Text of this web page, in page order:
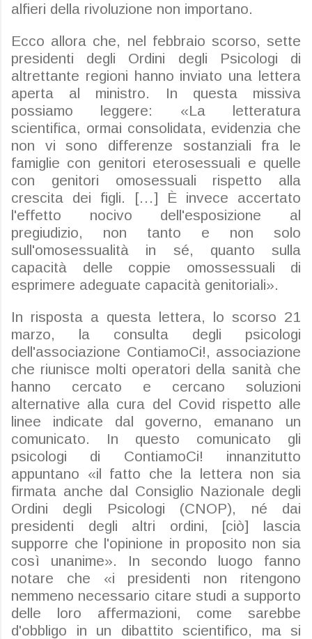
alfieri della rivoluzione non importano.
Ecco allora che, nel febbraio scorso, sette
presidenti degli Ordini degli Psicologi di
altrettante regioni hanno inviato una lettera
aperta al ministro. In questa missiva
possiamo leggere: «La letteratura
scientifica, ormai consolidata, evidenzia che
non vi sono differenze sostanziali fra le
famiglie con genitori eterosessuali e quelle
con genitori omosessuali rispetto alla
crescita dei figli. […] È invece accertato
l'effetto nocivo dell'esposizione al
pregiudizio, non tanto e non solo
sull'omosessualità in sé, quanto sulla
capacità delle coppie omossessuali di
esprimere adeguate capacità genitoriali».
In risposta a questa lettera, lo scorso 21
marzo, la consulta degli psicologi
dell'associazione ContiamoCi!, associazione
che riunisce molti operatori della sanità che
hanno cercato e cercano soluzioni
alternative alla cura del Covid rispetto alle
linee indicate dal governo, emanano un
comunicato. In questo comunicato gli
psicologi di ContiamoCi! innanzitutto
appuntano «il fatto che la lettera non sia
firmata anche dal Consiglio Nazionale degli
Ordini degli Psicologi (CNOP), né dai
presidenti degli altri ordini, [ciò] lascia
supporre che l'opinione in proposito non sia
così unanime». In secondo luogo fanno
notare che «i presidenti non ritengono
nemmeno necessario citare studi a supporto
delle loro affermazioni, come sarebbe
d'obbligo in un dibattito scientifico, ma si